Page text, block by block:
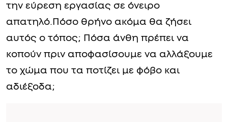
την εύρεση εργασίας σε όνειρο
απατηλό.Πόσο θρήνο ακόμα θα ζήσει
αυτός ο τόπος; Πόσα άνθη πρέπει να
κοπούν πριν αποφασίσουμε να αλλάξουμε
το χώμα που τα ποτίζει με φόβο και
αδιέξοδα;